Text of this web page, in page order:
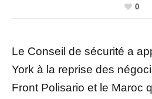
0
Le Conseil de sécurité a
York à la reprise des
Front Polisario et le Maroc